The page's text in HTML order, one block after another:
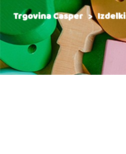
Trgovina Casper >Izdelki